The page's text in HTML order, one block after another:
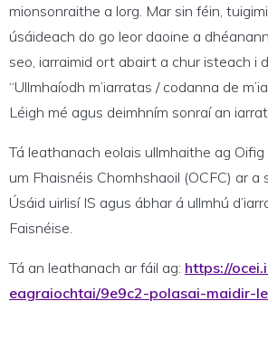
mionsonraithe a lorg. Mar sin féin,
úsáideach do go leor daoine a
seo, iarraimid ort abairt a chur isteach i
“Ullmhaíodh m’iarratas / codanna de
Léigh mé agus deimhním sonraí an
Tá leathanach eolais ullmhaithe ag
um Fhaisnéis Chomhshaoil (OCFC) ar a
Úsáid uirlisí IS agus ábhar á ullmhú
Faisnéise.
Tá an leathanach ar fáil ag: https://
eagraiochtai/9e9c2-polasai-maidir-